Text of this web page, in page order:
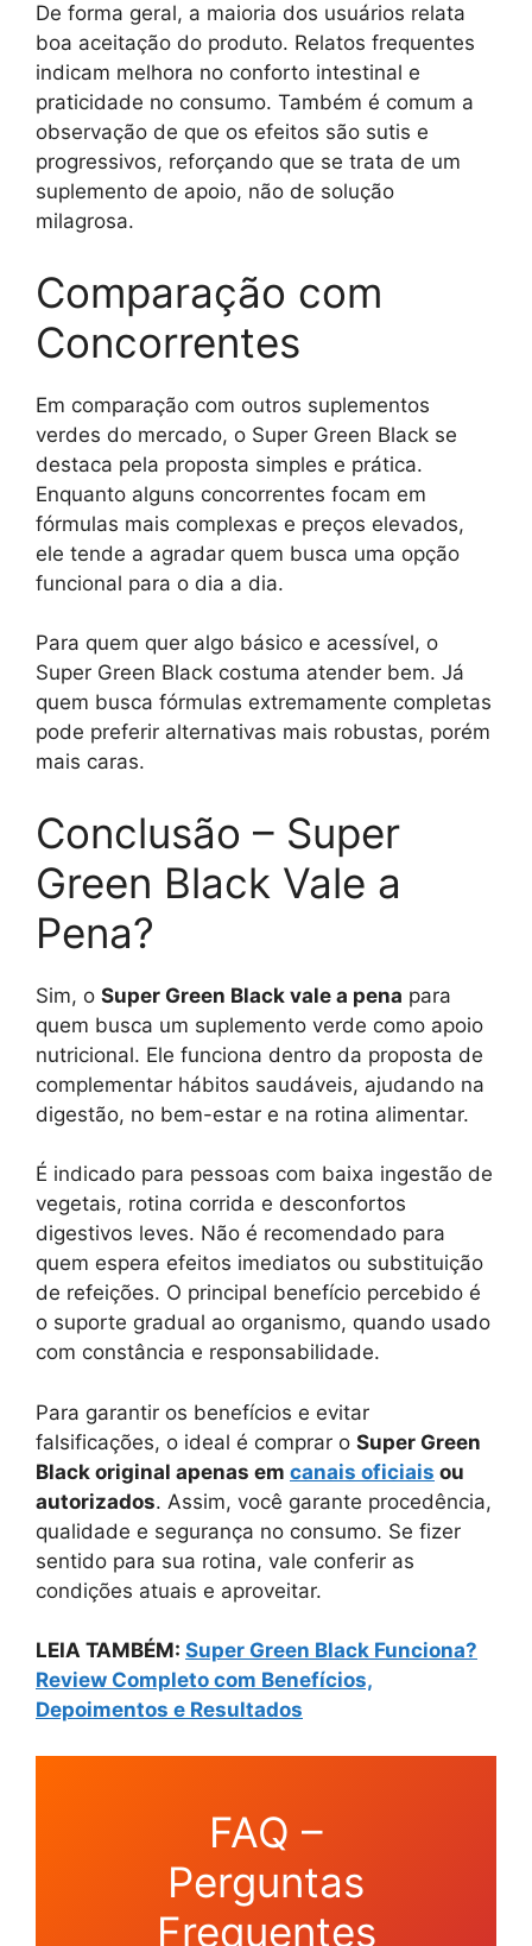
De forma geral, a maioria dos usuários relata
boa aceitação do produto. Relatos frequentes
indicam melhora no conforto intestinal e
praticidade no consumo. Também é comum a
observação de que os efeitos são sutis e
progressivos, reforçando que se trata de um
suplemento de apoio, não de solução
milagrosa.
Comparação com
Concorrentes
Em comparação com outros suplementos
verdes do mercado, o Super Green Black se
destaca pela proposta simples e prática.
Enquanto alguns concorrentes focam em
fórmulas mais complexas e preços elevados,
ele tende a agradar quem busca uma opção
funcional para o dia a dia.
Para quem quer algo básico e acessível, o
Super Green Black costuma atender bem. Já
quem busca fórmulas extremamente completas
pode preferir alternativas mais robustas, porém
mais caras.
Conclusão – Super
Green Black Vale a
Pena?
Sim, o Super Green Black vale a pena para
quem busca um suplemento verde como apoio
nutricional. Ele funciona dentro da proposta de
complementar hábitos saudáveis, ajudando na
digestão, no bem-estar e na rotina alimentar.
É indicado para pessoas com baixa ingestão de
vegetais, rotina corrida e desconfortos
digestivos leves. Não é recomendado para
quem espera efeitos imediatos ou substituição
de refeições. O principal benefício percebido é
o suporte gradual ao organismo, quando usado
com constância e responsabilidade.
Para garantir os benefícios e evitar
falsificações, o ideal é comprar o Super Green
Black original apenas em canais oficiais ou
autorizados. Assim, você garante procedência,
qualidade e segurança no consumo. Se fizer
sentido para sua rotina, vale conferir as
condições atuais e aproveitar.
LEIA TAMBÉM: Super Green Black Funciona?
Review Completo com Benefícios,
Depoimentos e Resultados
FAQ –
Perguntas
Frequentes